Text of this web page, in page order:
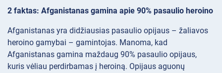
2 faktas: Afganistanas gamina apie 90% pasaulio heroino
Afganistanas yra didžiausias pasaulio opijaus – žaliavos
heroino gamybai – gamintojas. Manoma, kad
Afganistanas gamina maždaug 90% pasaulio opijaus,
kuris vėliau perdirbamas į heroiną. Opijaus aguonų